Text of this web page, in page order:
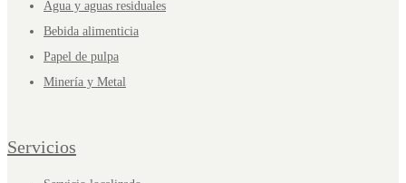
Agua y aguas residuales
Bebida alimenticia
Papel de pulpa
Minería y Metal
Servicios